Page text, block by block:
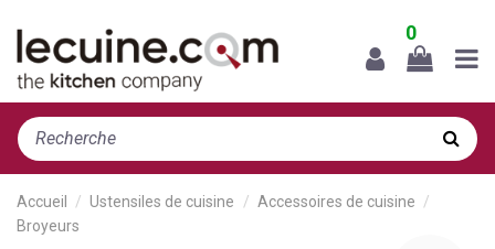
0
Accueil Ustensiles de cuisine
Accessoires de cuisine
Broyeurs